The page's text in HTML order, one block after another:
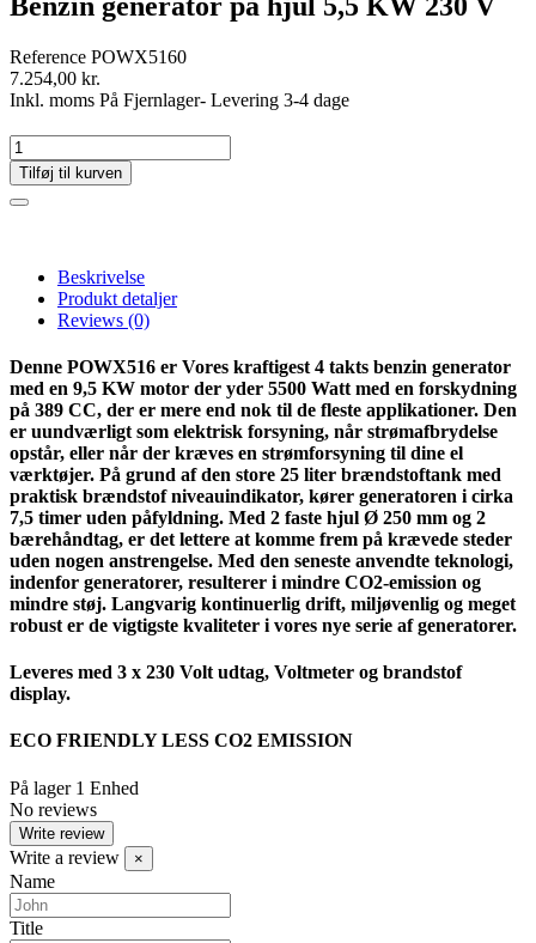
Reference POWX5160
7.254,00 kr.
Inkl. moms På Fjernlager- Levering 3-4 dage
Tilføj til kurven
Beskrivelse
Produkt detaljer
Reviews (0)
Denne POWX516 er Vores kraftigest 4 takts benzin generator
med en 9,5 KW motor der yder 5500 Watt med en forskydning
på 389 CC, der er mere end nok til de fleste applikationer. Den
er uundværligt som elektrisk forsyning, når strømafbrydelse
opstår, eller når der kræves en strømforsyning til dine el
værktøjer. På grund af den store 25 liter brændstoftank med
praktisk brændstof niveauindikator, kører generatoren i cirka
7,5 timer uden påfyldning. Med 2 faste hjul Ø 250 mm og 2
bærehåndtag, er det lettere at komme frem på krævede steder
uden nogen anstrengelse. Med den seneste anvendte teknologi,
indenfor generatorer, resulterer i mindre CO2-emission og
mindre støj. Langvarig kontinuerlig drift, miljøvenlig og meget
robust er de vigtigste kvaliteter i vores nye serie af generatorer.
Leveres med 3 x 230 Volt udtag, Voltmeter og brandstof
display.
ECO FRIENDLY LESS CO2 EMISSION
På lager 1 Enhed
No reviews
Write review
Write a review ×
Name
Title